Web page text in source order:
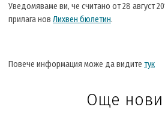
Уведомяваме ви, че считано от 28 август
прилага нов Лихвен бюлетин.
Повече информация може да видите тук
Още